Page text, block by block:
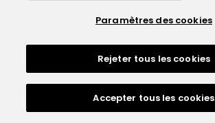
Paramètres des cookies
Rejeter tous les cookies
Accepter tous les cookies